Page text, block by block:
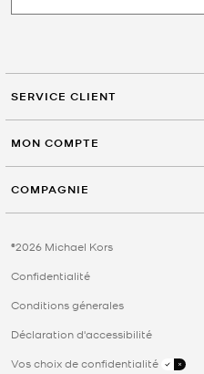
SERVICE CLIENT
MON COMPTE
COMPAGNIE
©2026 Michael Kors
Confidentialité
Conditions génerales
Déclaration d'accessibilité
Vos choix de confidentialité